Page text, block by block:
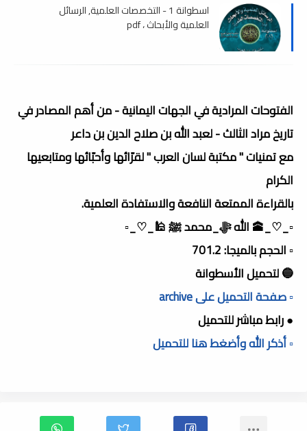
اسطوانة 1 - التخصصات العلمية, الرسائل
العلمية والأبحاث ، pdf
الفتوحات المرادية في الجهات اليمانية - من أهم المصادر في
تاريخ مراد الثالث - لعبد الله بن صلاح الدين بن داعر
مع تمنيات " مكتبة لسان العرب " لقرّائها وأحبّائها ومتابعيها
الكرام
بالقراءة الممتعة النافعة والاستفادة العلمية.
▫️_♡_🕋 الله ﷻ_محمد ﷺ 🕌_♡_▫️
▫️ الحجم بالميجا: 701.2
🔵 لتحميل الأسطوانة
▫️ صفحة التحميل على archive
● رابط مباشر للتحميل
▫️ أذكر الله وأضغط هنا للتحميل